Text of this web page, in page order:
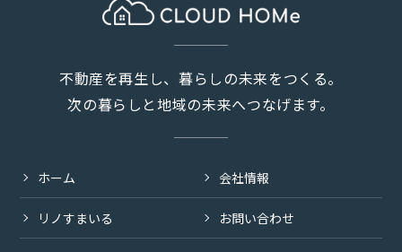
不動産を再生し、暮らしの未来をつくる。
次の暮らしと地域の未来へつなげます。
ホーム
リノすまいる
会社情報
お問い合わせ